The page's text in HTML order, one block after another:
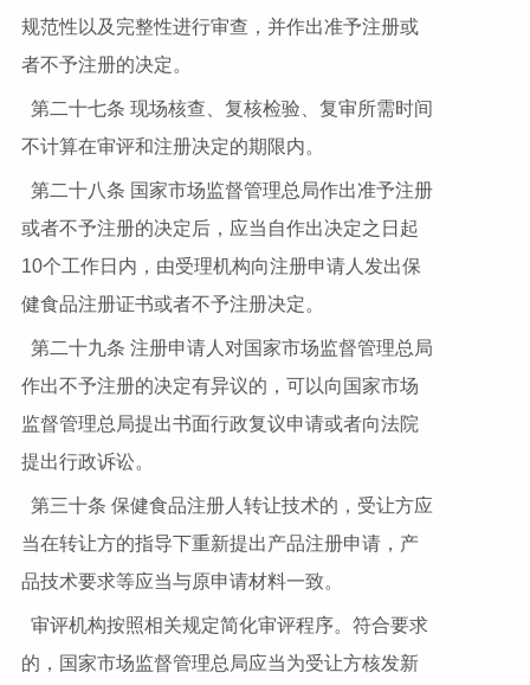
规范性以及完整性进行审查，并作出准予注册或
者不予注册的决定。
第二十七条 现场核查、复核检验、复审所需时间
不计算在审评和注册决定的期限内。
第二十八条 国家市场监督管理总局作出准予注册
或者不予注册的决定后，应当自作出决定之日起
10个工作日内，由受理机构向注册申请人发出保
健食品注册证书或者不予注册决定。
第二十九条 注册申请人对国家市场监督管理总局
作出不予注册的决定有异议的，可以向国家市场
监督管理总局提出书面行政复议申请或者向法院
提出行政诉讼。
第三十条 保健食品注册人转让技术的，受让方应
当在转让方的指导下重新提出产品注册申请，产
品技术要求等应当与原申请材料一致。
审评机构按照相关规定简化审评程序。符合要求
的，国家市场监督管理总局应当为受让方核发新